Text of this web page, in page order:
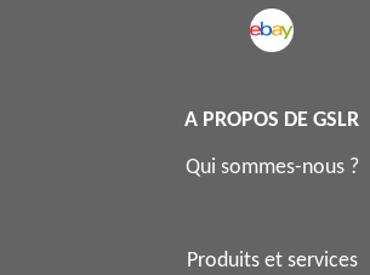
A PROPOS DE GSLR
Qui sommes-nous ?
Produits et services